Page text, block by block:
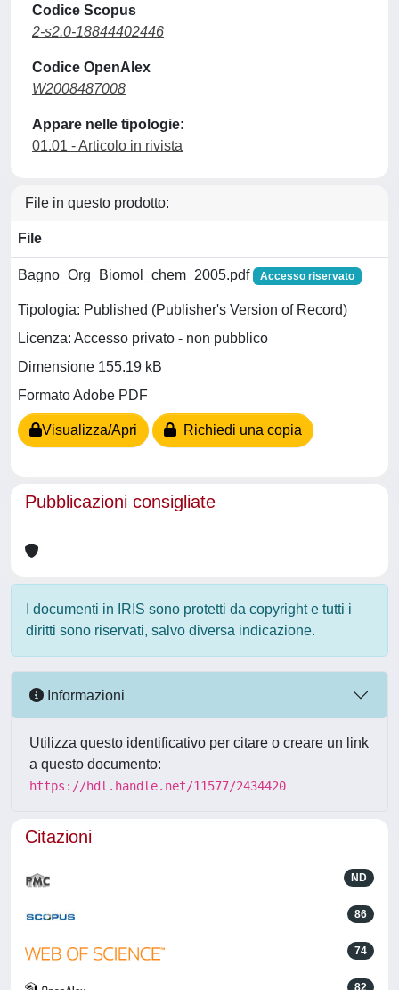
Codice Scopus
2-s2.0-18844402446
Codice OpenAlex
W2008487008
Appare nelle tipologie:
01.01 - Articolo in rivista
File in questo prodotto:
File
Bagno_Org_Biomol_chem_2005.pdf Accesso riservato
Tipologia: Published (Publisher's Version of Record)
Licenza: Accesso privato - non pubblico
Dimensione 155.19 kB
Formato Adobe PDF
Visualizza/Apri Richiedi una copia
Pubblicazioni consigliate
I documenti in IRIS sono protetti da copyright e tutti i
diritti sono riservati, salvo diversa indicazione.
Informazioni
Utilizza questo identificativo per citare o creare un link
a questo documento:
https://hdl.handle.net/11577/2434420
Citazioni
ND
86
74
82